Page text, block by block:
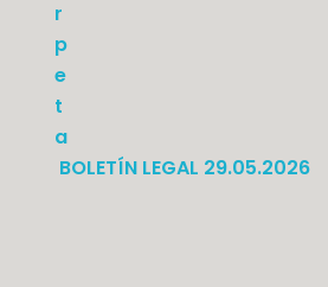
BOLETÍN LEGAL 29.05.2026